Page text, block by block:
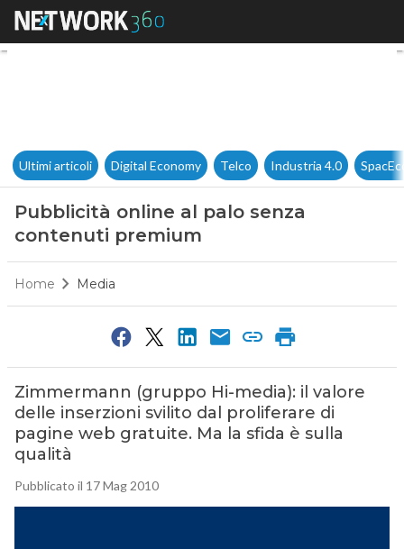
Pubblicità online al palo
Ultimi articoli Digital Economy Telco Industria 4.0
Pubblicità online al palo senza
contenuti premium
Home Media
Zimmermann (gruppo Hi-media): il valore
delle inserzioni svilito dal proliferare di
pagine web gratuite. Ma la sfida è sulla
qualità
Pubblicato il 17 Mag 2010